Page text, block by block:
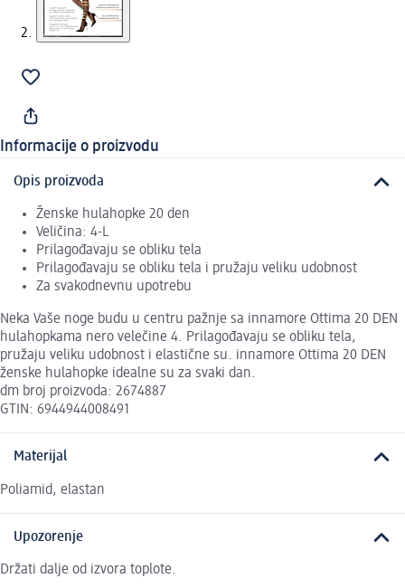
Informacije o proizvodu
Opis proizvoda
Ženske hulahopke 20 den
Veličina: 4-L
Prilagođavaju se obliku tela
Prilagođavaju se obliku tela i pružaju veliku udobnost
Za svakodnevnu upotrebu
Neka Vaše noge budu u centru pažnje sa innamore Ottima 20 DEN
hulahopkama nero velečine 4. Prilagođavaju se obliku tela,
pružaju veliku udobnost i elastične su. innamore Ottima 20 DEN
ženske hulahopke idealne su za svaki dan.
dm broj proizvoda: 2674887
GTIN: 6944944008491
Materijal
Poliamid, elastan
Upozorenje
Držati dalje od izvora toplote.